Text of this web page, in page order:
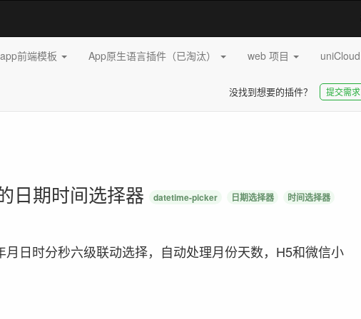
前端模板 App原生语言插件（已淘汰） web 项目 uniCloud
没找到想要的插件？ 提交需求
日期时间选择器 datetime-picker 日期选择器
时间选择器
日时分秒六级联动选择，自动处理月份天数，H5和微信小